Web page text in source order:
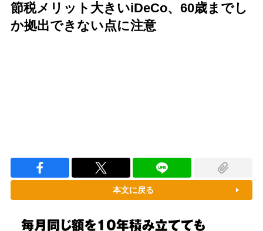
節税メリット大きいiDeCo、60歳までし
か拠出できない点に注意
本文に戻る